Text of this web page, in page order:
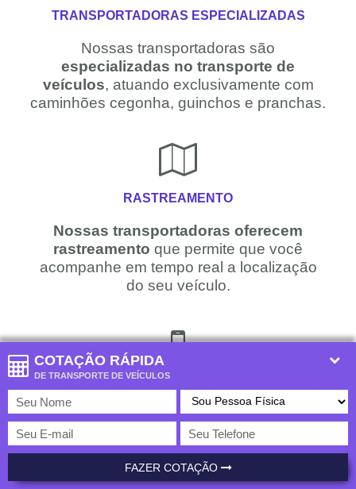
COTAÇÃO RÁPIDA
DE TRANSPORTE DE VEÍCULOS
FAZER COTAÇÃO
TRANSPORTADORAS ESPECIALIZADAS
Nossas transportadoras são
especializadas no transporte de
veículos, atuando exclusivamente com
caminhões cegonha, guinchos e pranchas.
RASTREAMENTO
Nossas transportadoras oferecem
rastreamento que permite que você
acompanhe em tempo real a localização
do seu veículo.
TECNOLOGIA
Temos aúnica plataforma do Brasilque
fornece cotação com centenas de
transportadoras. Use a nossa tecnologia
economizar no transporte de